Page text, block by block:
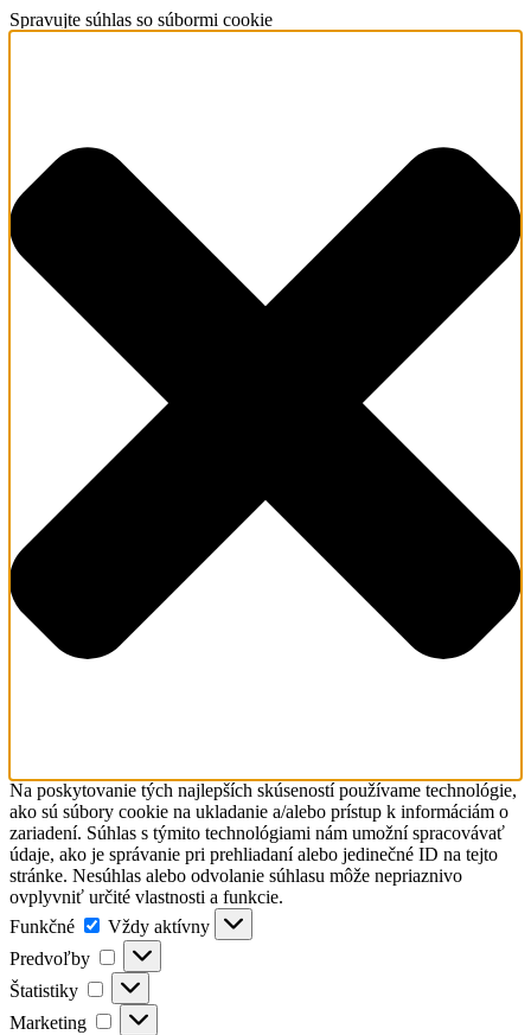
Spravujte súhlas so súbormi cookie
Na poskytovanie tých najlepších skúseností používame technológie,
ako sú súbory cookie na ukladanie a/alebo prístup k informáciám o
zariadení. Súhlas s týmito technológiami nám umožní spracovávať
údaje, ako je správanie pri prehliadaní alebo jedinečné ID na tejto
stránke. Nesúhlas alebo odvolanie súhlasu môže nepriaznivo
ovplyvniť určité vlastnosti a funkcie.
Funkčné
Funkčné
Vždy aktívny
Predvoľby
Predvoľby
Štatistiky Štatistiky
Marketing Marketing